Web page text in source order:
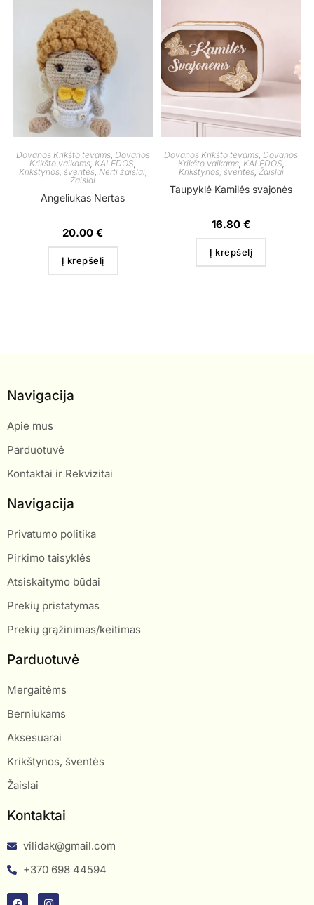
Dovanos Krikšto tėvams, Dovanos
Krikšto vaikams KALĖDOS
Krikštynos, šventės, Nerti žaislai,
Žaislai
Angeliukas Nertas
20.00€
Į krepšelį
Dovanos Krikšto tėvams Dovanos
Krikšto vaikams, KALĖDOS
Krikštynos, šventės, Žaislai
Taupyklė Kamilės svajonės
16.80€
Į krepšelį
Navigacija
Apie mus
Parduotuvė
Kontaktai ir Rekvizitai
Navigacija
Privatumo politika
Pirkimo taisyklės
Atsiskaitymo būdai
Prekių pristatymas
Prekių grąžinimas/keitimas
Parduotuvė
Mergaitėms
Berniukams
Aksesuarai
Krikštynos, šventės
Žaislai
Kontaktai
vilidak@gmail.com
+370 698 44594